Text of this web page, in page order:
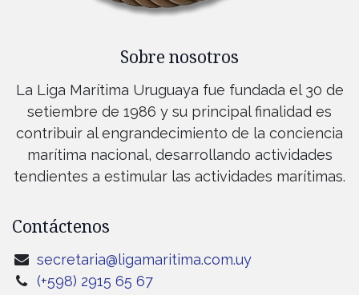
Sobre nosotros
La Liga Marítima Uruguaya fue fundada el 30 de
setiembre de 1986 y su principal finalidad es
contribuir al engrandecimiento de la conciencia
marítima nacional, desarrollando actividades
tendientes a estimular las actividades marítimas.
Contáctenos
secretaria@ligamaritima.com.uy
(+598) 2915 65 67